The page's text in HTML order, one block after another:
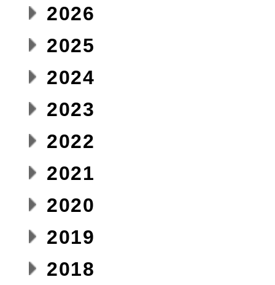
2026
2025
2024
2023
2022
2021
2020
2019
2018